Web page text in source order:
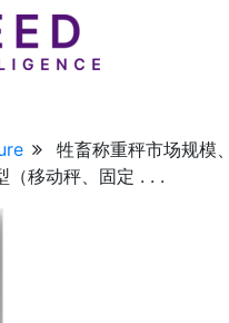
牲畜称重秤市场规模
（移动秤、固定 . . .